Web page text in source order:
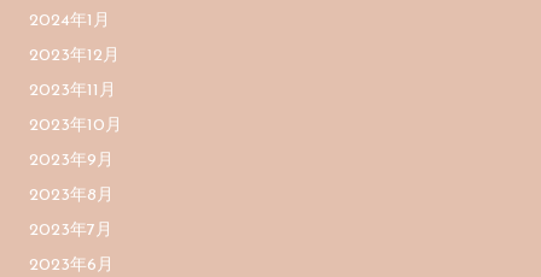
2024年1月
2023年12月
2023年11月
2023年10月
2023年9月
2023年8月
2023年7月
2023年6月